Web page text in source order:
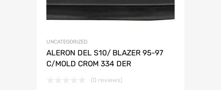
UNCATEGORIZED
ALERON DEL S10/ BLAZER 95-97
C/MOLD CROM 334 DER
(0 reviews)